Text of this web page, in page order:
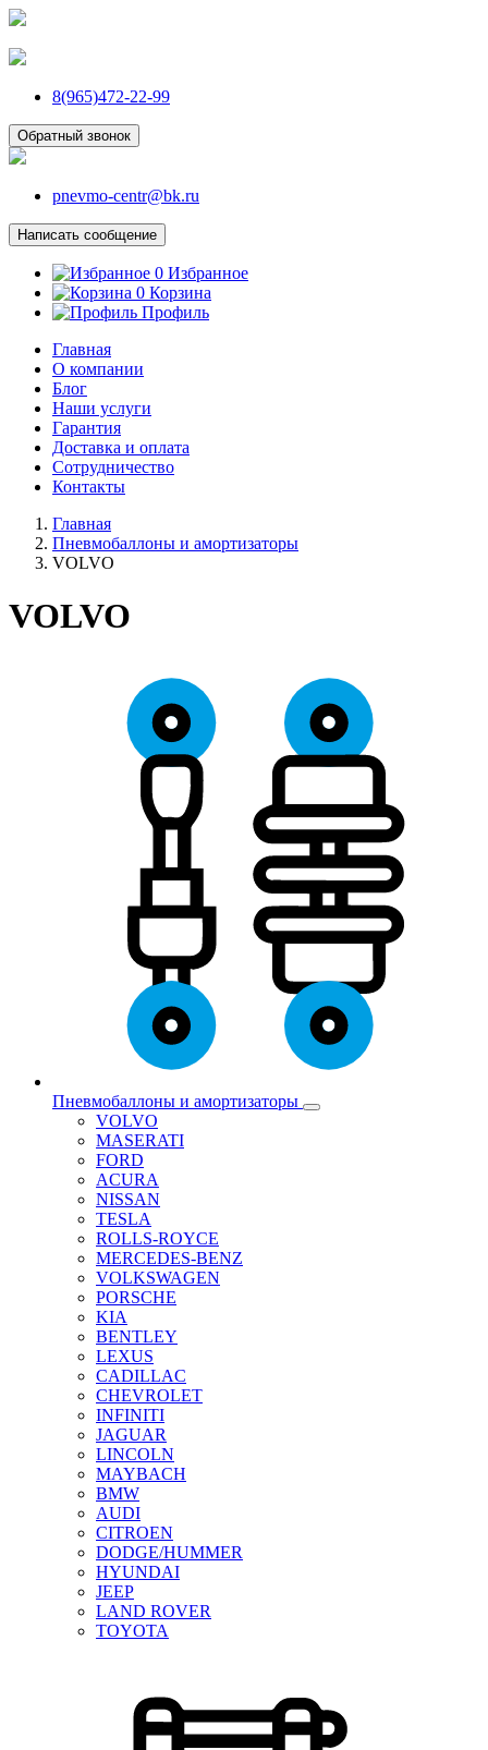
8(965)472-22-99
Обратный звонок
pnevmo-centr@bk.ru
Написать сообщение
0 Избранное
0 Корзина
Профиль
Главная
О компании
Блог
Наши услуги
Гарантия
Доставка и оплата
Сотрудничество
Контакты
Главная
Пневмобаллоны и амортизаторы
VOLVO
VOLVO
Пневмобаллоны и амортизаторы
VOLVO
MASERATI
FORD
ACURA
NISSAN
TESLA
ROLLS-ROYCE
MERCEDES-BENZ
VOLKSWAGEN
PORSCHE
KIA
BENTLEY
LEXUS
CADILLAC
CHEVROLET
INFINITI
JAGUAR
LINCOLN
MAYBACH
BMW
AUDI
CITROEN
DODGE/HUMMER
HYUNDAI
JEEP
LAND ROVER
TOYOTA